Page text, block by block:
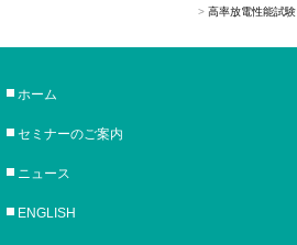
> 高率放電性能試験
ホーム
セミナーのご案内
ニュース
ENGLISH